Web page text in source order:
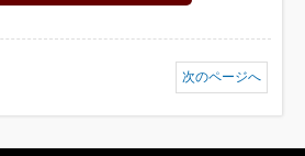
次のページへ